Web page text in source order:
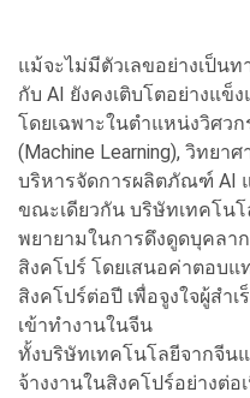
แม้จะไม่มีตัวเลขอย่างเป็นท
กับ AI ยังคงเติบโตอย่างแข็
โดยเฉพาะในตำแหน่งวิศวก
(Machine Learning), วิทยา
บริหารจัดการผลิตภัณฑ์ AI
ขณะเดียวกัน บริษัทเทคโน
พยายามในการดึงดูดบุคลา
สิงคโปร์ โดยเสนอค่าตอบแ
สิงคโปร์ต่อปี เพื่อจูงใจผู้สำ
เข้าทำงานในจีน
ทั้งบริษัทเทคโนโลยีจากจีน
จ้างงานในสิงคโปร์อย่างต่